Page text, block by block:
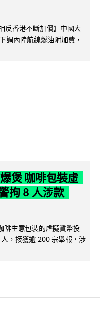
反香港不斷加價】中國大
調內陸航線燃油附加費，
煲 咖啡包裝虛
拘 8 人涉款
啡生意包裝的虛擬貨幣投
，接獲逾 200 宗舉報，涉